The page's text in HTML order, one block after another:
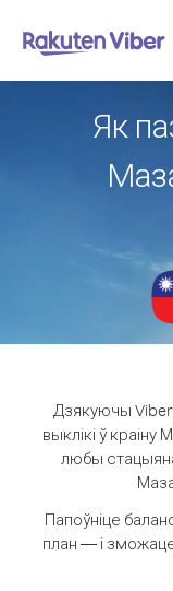
Як
Дзякуючы
выклікі ў краіну
любы
Папоўніце
план — і зможаце